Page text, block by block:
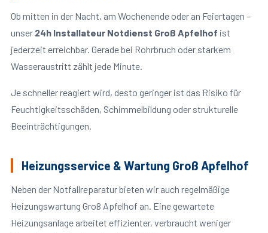
Ob mitten in der Nacht, am Wochenende oder an Feiertagen –
unser 24h Installateur Notdienst Groß Apfelhof ist
jederzeit erreichbar. Gerade bei Rohrbruch oder starkem
Wasseraustritt zählt jede Minute.
Je schneller reagiert wird, desto geringer ist das Risiko für
Feuchtigkeitsschäden, Schimmelbildung oder strukturelle
Beeinträchtigungen.
Heizungsservice & Wartung Groß Apfelhof
Neben der Notfallreparatur bieten wir auch regelmäßige
Heizungswartung Groß Apfelhof an. Eine gewartete
Heizungsanlage arbeitet effizienter, verbraucht weniger